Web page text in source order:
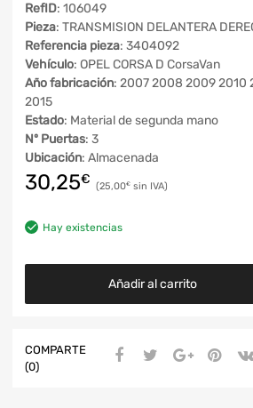
RefID: 106049
Pieza: TRANSMISION DELANTERA
Referencia pieza: 3404092
Vehículo: OPEL CORSA D CorsaVan
Año fabricación: 2007 2008 2009 2010
2015
Estado: Material de segunda mano
Nº Puertas: 3
Ubicación: Almacenada
30,25€ 25,00€
Hay existencias
Añadir al carrito
COMPARTE
(0)